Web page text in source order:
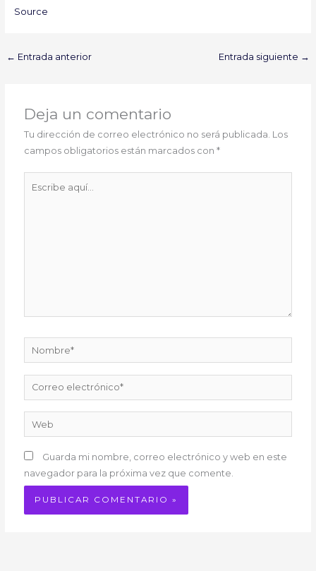
Source
← Entrada anterior Entrada siguiente →
Deja un comentario
Tu dirección de correo electrónico no será publicada. Los
campos obligatorios están marcados con*
Nombre*
Correo
electrónico*
Web
Guarda mi nombre, correo electrónico y web en este
navegador para la próxima vez que comente.